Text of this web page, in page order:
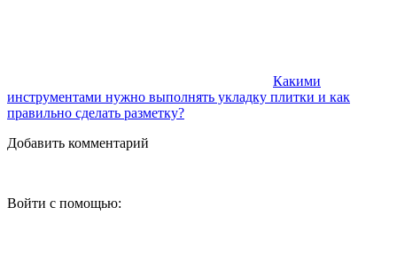
Какими
инструментами нужно выполнять укладку плитки и как
правильно сделать разметку?
Добавить комментарий
Войти с помощью: